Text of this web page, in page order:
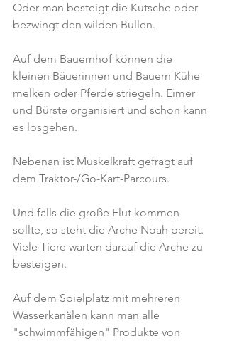
Oder man besteigt die Kutsche oder
bezwingt den wilden Bullen.
Auf dem Bauernhof können die
kleinen Bäuerinnen und Bauern Kühe
melken oder Pferde striegeln. Eimer
und Bürste organisiert und schon kann
es losgehen.
Nebenan ist Muskelkraft gefragt auf
dem Traktor-/Go-Kart-Parcours.
Und falls die große Flut kommen
sollte, so steht die Arche Noah bereit.
Viele Tiere warten darauf die Arche zu
besteigen.
Auf dem Spielplatz mit mehreren
Wasserkanälen kann man alle
"schwimmfähigen" Produkte von